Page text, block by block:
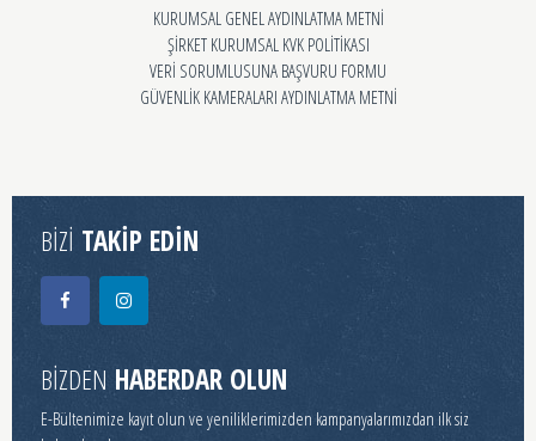
KURUMSAL GENEL AYDINLATMA METNİ
ŞİRKET KURUMSAL KVK POLİTİKASI
VERİ SORUMLUSUNA BAŞVURU FORMU
GÜVENLİK KAMERALARI AYDINLATMA METNİ
BİZİ TAKİP EDİN
BİZDEN HABERDAR OLUN
E-Bültenimize kayıt olun ve yeniliklerimizden kampanyalarımızdan ilk siz